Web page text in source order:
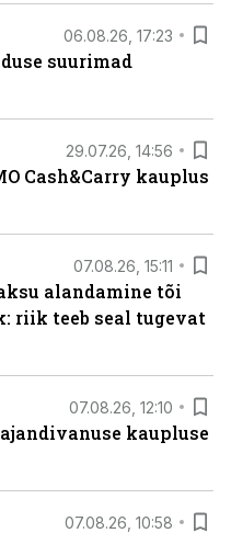
06.08.26, 17:23
suurimad
29.07.26, 14:56
Cash&Carry kauplus
07.08.26, 15:11
alandamine tõi
riik teeb seal tugevat
07.08.26, 12:10
kaupluse
07.08.26, 10:58